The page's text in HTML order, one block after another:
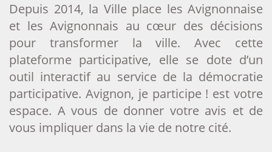
Depuis 2014, la Ville place les Avignonnaise
et les Avignonnais au cœur des décisions
pour transformer la ville. Avec cette
plateforme participative, elle se dote d’un
outil interactif au service de la démocratie
participative. Avignon, je participe ! est votre
espace. A vous de donner votre avis et de
vous impliquer dans la vie de notre cité.